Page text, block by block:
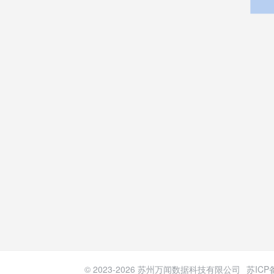
© 2023-2026 苏州万闻数据科技有限公司 苏ICP